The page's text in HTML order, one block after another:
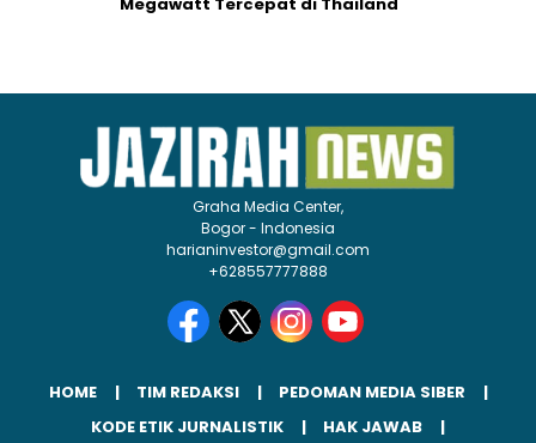
Graha Media Center,
Bogor - Indonesia
harianinvestor@gmail.com
+628557777888
HOME TIM REDAKSI
PEDOMAN MEDIA SIBER
KODE ETIK JURNALISTIK
HAK JAWAB